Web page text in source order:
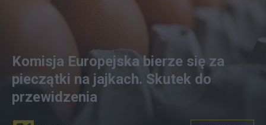
Komisja Europejska bierze się za
pieczątki na jajkach. Skutek do
przewidzenia